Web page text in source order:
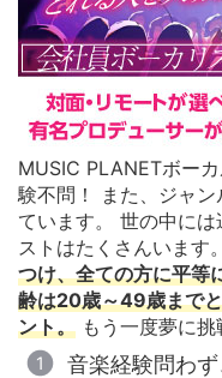
MUSIC PLANETボー
験不問！ また、ジャ
ています。 世の中に
ストはたくさんいます。
つけ、全ての方に平等
齢は20歳～49歳まで
ント。 もう一度夢に挑
音楽経験問わ